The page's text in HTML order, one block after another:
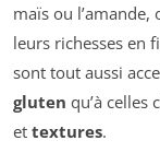
maïs ou
leurs richesses en
sont tout aussi
gluten qu’à celles
et textures.